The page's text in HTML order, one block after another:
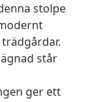
stolpe
står
ger ett